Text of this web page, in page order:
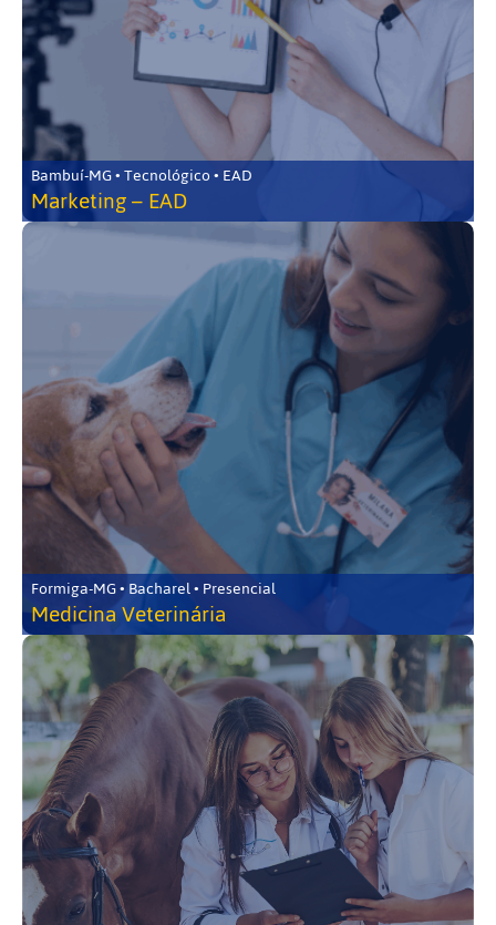
Bambuí-MG • Tecnológico • EAD
Marketing – EAD
Formiga-MG • Bacharel • Presencial
Medicina Veterinária